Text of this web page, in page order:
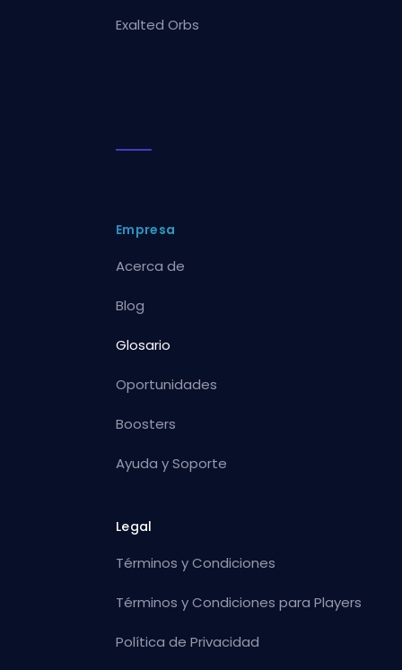
Exalted Orbs
Empresa
Acerca de
Blog
Glosario
Oportunidades
Boosters
Ayuda y Soporte
Legal
Términos y Condiciones
Términos y Condiciones para Players
Política de Privacidad